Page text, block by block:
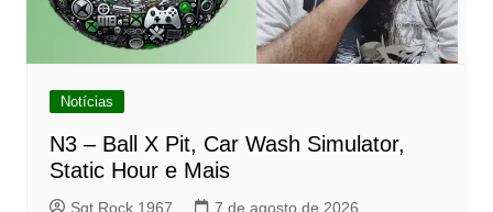
Notícias
N3 – Ball X Pit, Car Wash Simulator,
Static Hour e Mais
Sgt Rock 1967 7 de agosto de 2026